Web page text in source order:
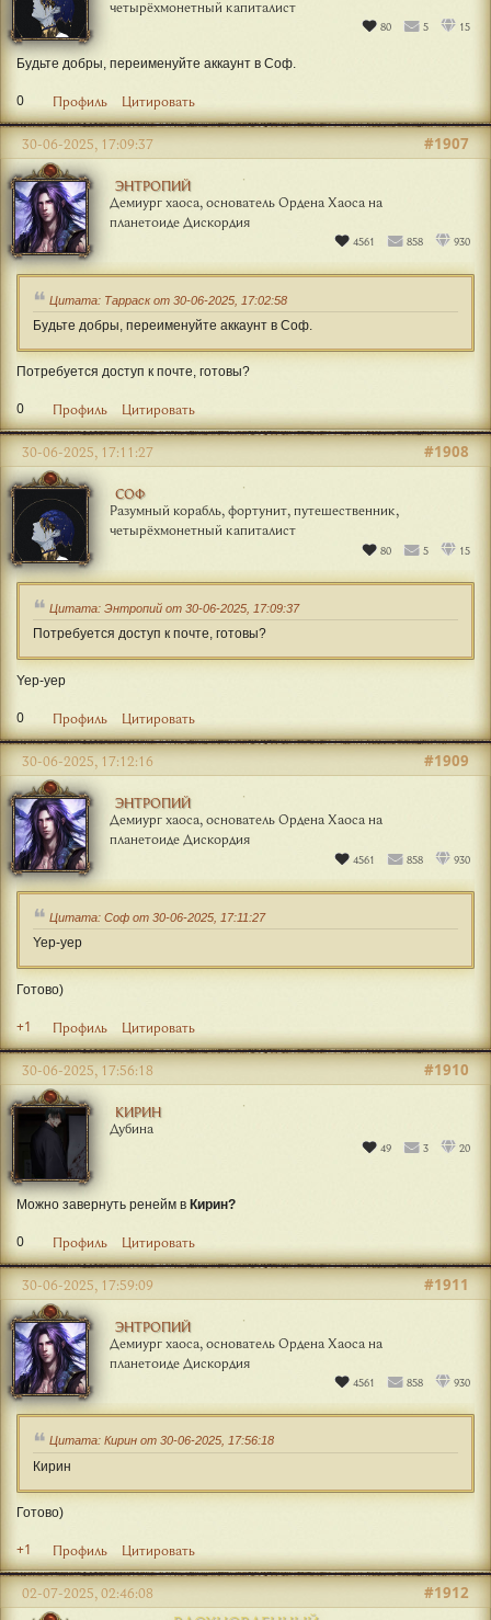
четырёхмонетный капиталист
80 5 15
Будьте добры, переименуйте аккаунт в Соф.
0 Профиль Цитировать
ЭНТРОПИЙ
Демиург хаоса, основатель Ордена Хаоса на
планетоиде Дискордия
4561 858 930
#1907
30-06-2025, 17:09:37
Цитата: Тарраск от 30-06-2025, 17:02:58
Будьте добры, переименуйте аккаунт в Соф.
Потребуется доступ к почте, готовы?
0 Профиль Цитировать
СОФ
Разумный корабль, фортунит, путешественник,
четырёхмонетный капиталист
80 5 15
#1908
30-06-2025, 17:11:27
Цитата: Энтропий от 30-06-2025, 17:09:37
Потребуется доступ к почте, готовы?
Yep-yep
0 Профиль Цитировать
ЭНТРОПИЙ
Демиург хаоса, основатель Ордена Хаоса на
планетоиде Дискордия
4561 858 930
#1909
30-06-2025, 17:12:16
Цитата: Соф от 30-06-2025, 17:11:27
Yep-yep
Готово)
+1 Профиль Цитировать
КИРИН
Дубина
49 3 20
#1910
30-06-2025, 17:56:18
Можно завернуть ренейм в Кирин?
0 Профиль Цитировать
ЭНТРОПИЙ
Демиург хаоса, основатель Ордена Хаоса на
планетоиде Дискордия
4561 858 930
#1911
30-06-2025, 17:59:09
Цитата: Кирин от 30-06-2025, 17:56:18
Кирин
Готово)
+1 Профиль Цитировать
#1912
02-07-2025, 02:46:08